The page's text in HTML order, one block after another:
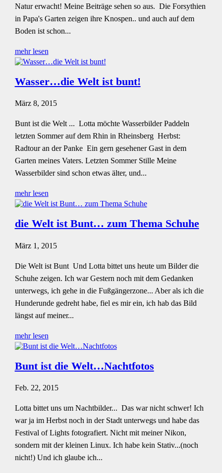
Natur erwacht! Meine Beiträge sehen so aus. Die Forsythien
in Papa's Garten zeigen ihre Knospen.. und auch auf dem
Boden ist schon...
mehr lesen
Wasser…die Welt ist bunt!
März 8, 2015
Bunt ist die Welt ... Lotta möchte Wasserbilder Paddeln
letzten Sommer auf dem Rhin in Rheinsberg Herbst:
Radtour an der Panke Ein gern gesehener Gast in dem
Garten meines Vaters. Letzten Sommer Stille Meine
Wasserbilder sind schon etwas älter, und...
mehr lesen
die Welt ist Bunt… zum Thema Schuhe
März 1, 2015
Die Welt ist Bunt Und Lotta bittet uns heute um Bilder die
Schuhe zeigen. Ich war Gestern noch mit dem Gedanken
unterwegs, ich gehe in die Fußgängerzone... Aber als ich die
Hunderunde gedreht habe, fiel es mir ein, ich hab das Bild
längst auf meiner...
mehr lesen
Bunt ist die Welt…Nachtfotos
Feb. 22, 2015
Lotta bittet uns um Nachtbilder... Das war nicht schwer! Ich
war ja im Herbst noch in der Stadt unterwegs und habe das
Festival of Lights fotografiert. Nicht mit meiner Nikon,
sondern mit der kleinen Linux. Ich habe kein Stativ...(noch
nicht!) Und ich glaube ich...